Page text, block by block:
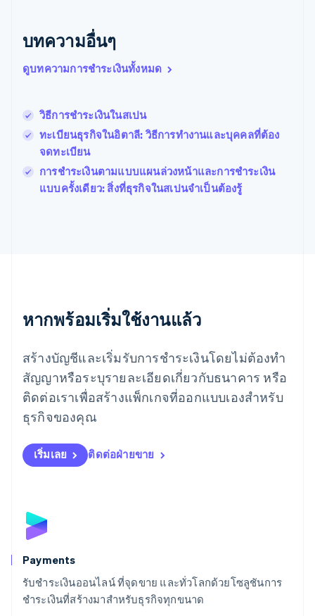
บทความอื่นๆ
ดูบทความการชำระเงินทั้งหมด
วิธีการชำระเงินในสเปน
ทะเบียนธุรกิจในอิตาลี: วิธีการทำงานและบุคคลที่ต้อง
จดทะเบียน
การชำระเงินตามแบบแผนล่วงหน้าและการชำระเงิน
แบบครั้งเดียว: สิ่งที่ธุรกิจในสเปนจำเป็นต้องรู้
หากพร้อมเริ่มใช้งานแล้ว
สร้างบัญชีและเริ่มรับการชำระเงินโดยไม่ต้องทำ
สัญญาหรือระบุรายละเอียดเกี่ยวกับธนาคาร หรือ
ติดต่อเราเพื่อสร้างแพ็กเกจที่ออกแบบเองสำหรับ
ธุรกิจของคุณ
เริ่มเลย ติดต่อฝ่ายขาย
Payments
รับชำระเงินออนไลน์ ที่จุดขาย และทั่วโลกด้วยโซลูชันการ
ชำระเงินที่สร้างมาสำหรับธุรกิจทุกขนาด
PortuguêsEnglish
English
ฟินแลนด์
มอลตา
English
มาเลเซีย
English简体中文
เม็กซิโก
ลักเซมเบิร์ก
Français Deutsch English
English
ลิกเตนสไตน์
DeutschEnglish
ลิทัวเนีย
English
สเปน
สโลวาเกีย
English
Deutsch
สวีเดน
สหรัฐอเมริกา
English Español简体中文
สหรัฐอาหรับเอมิเรตส์